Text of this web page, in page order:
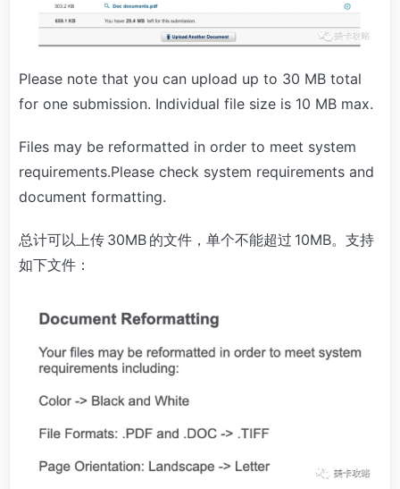
Please note that you can upload up to 30 MB total
for one submission. Individual file size is 10 MB max.
Files may be reformatted in order to meet system
requirements.Please check system requirements and
document formatting.
总计可以上传 30MB 的文件，单个不能超过 10MB。支持
如下文件：